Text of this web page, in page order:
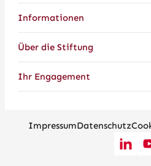
Informationen
Über die Stiftung
Ihr Engagement
ImpressumDatenschutz